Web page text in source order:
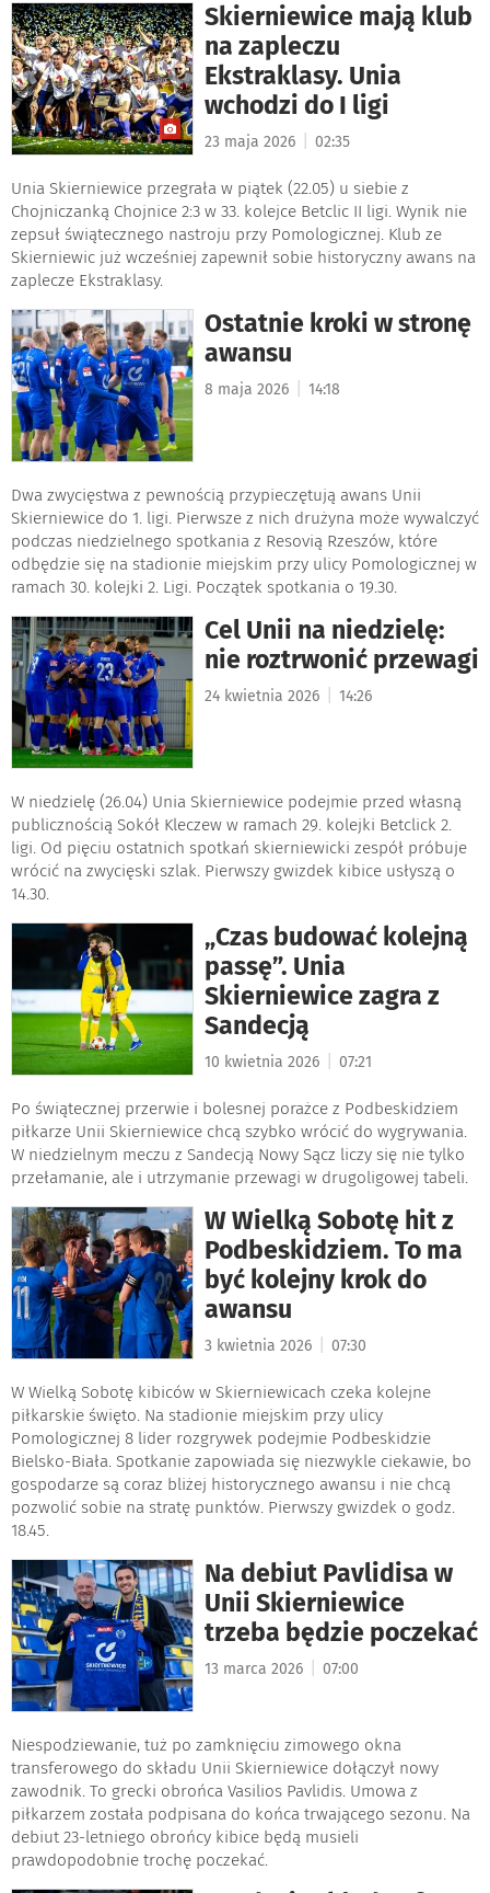
Skierniewice mają klub
na zapleczu
Ekstraklasy. Unia
wchodzi do I ligi
23 maja 2026 02:35
Unia Skierniewice przegrała w piątek (22.05) u siebie z
Chojniczanką Chojnice 2:3 w 33. kolejce Betclic II ligi. Wynik nie
zepsuł świątecznego nastroju przy Pomologicznej. Klub ze
Skierniewic już wcześniej zapewnił sobie historyczny awans na
zaplecze Ekstraklasy.
Ostatnie kroki w stronę
awansu
8 maja 2026 14:18
Dwa zwycięstwa z pewnością przypieczętują awans Unii
Skierniewice do 1. ligi. Pierwsze z nich drużyna może wywalczyć
podczas niedzielnego spotkania z Resovią Rzeszów, które
odbędzie się na stadionie miejskim przy ulicy Pomologicznej w
ramach 30. kolejki 2. Ligi. Początek spotkania o 19.30.
Cel Unii na niedzielę:
nie roztrwonić przewagi
24 kwietnia 2026 14:26
W niedzielę (26.04) Unia Skierniewice podejmie przed własną
publicznością Sokół Kleczew w ramach 29. kolejki Betclick 2.
ligi. Od pięciu ostatnich spotkań skierniewicki zespół próbuje
wrócić na zwycięski szlak. Pierwszy gwizdek kibice usłyszą o
14.30.
„Czas budować kolejną
passę”. Unia
Skierniewice zagra z
Sandecją
10 kwietnia 2026 07:21
Po świątecznej przerwie i bolesnej porażce z Podbeskidziem
piłkarze Unii Skierniewice chcą szybko wrócić do wygrywania.
W niedzielnym meczu z Sandecją Nowy Sącz liczy się nie tylko
przełamanie, ale i utrzymanie przewagi w drugoligowej tabeli.
W Wielką Sobotę hit z
Podbeskidziem. To ma
być kolejny krok do
awansu
3 kwietnia 2026 07:30
W Wielką Sobotę kibiców w Skierniewicach czeka kolejne
piłkarskie święto. Na stadionie miejskim przy ulicy
Pomologicznej 8 lider rozgrywek podejmie Podbeskidzie
Bielsko-Biała. Spotkanie zapowiada się niezwykle ciekawie, bo
gospodarze są coraz bliżej historycznego awansu i nie chcą
pozwolić sobie na stratę punktów. Pierwszy gwizdek o godz.
18.45.
Na debiut Pavlidisa w
Unii Skierniewice
trzeba będzie poczekać
13 marca 2026 07:00
Niespodziewanie, tuż po zamknięciu zimowego okna
transferowego do składu Unii Skierniewice dołączył nowy
zawodnik. To grecki obrońca Vasilios Pavlidis. Umowa z
piłkarzem została podpisana do końca trwającego sezonu. Na
debiut 23-letniego obrońcy kibice będą musieli
prawdopodobnie trochę poczekać.